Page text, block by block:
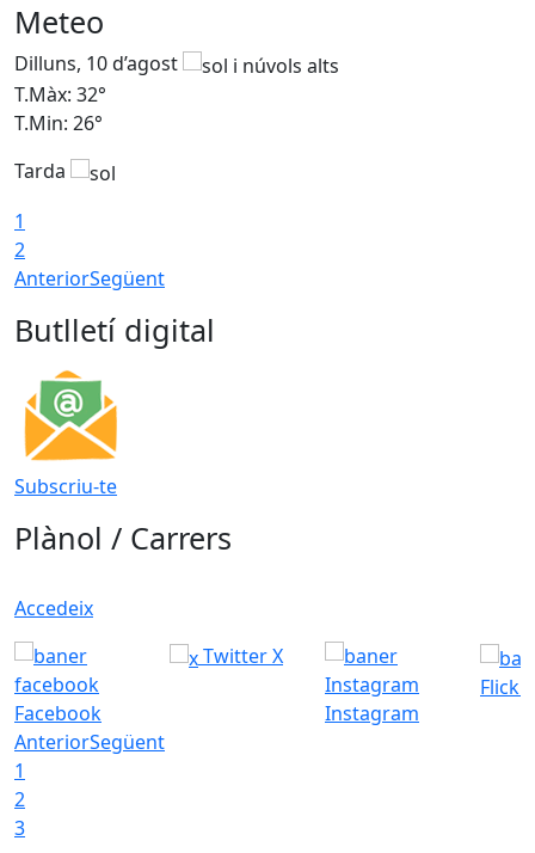
Meteo
Dilluns, 10 d’agost
T.Màx: 32°
T.Min: 26°
Tarda
1
2
AnteriorSegüent
Butlletí digital
Subscriu-te
Plànol / Carrers
Accedeix
Facebook
Twitter X
Instagram
Flickr
AnteriorSegüent
1
2
3